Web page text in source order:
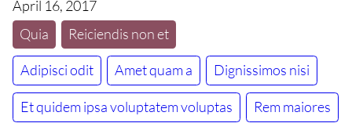
April 16, 2017
Quia
Reiciendis non et
Adipisci odit Amet quam a Dignissimos nisi
Et quidem ipsa voluptatem voluptas Rem maiores